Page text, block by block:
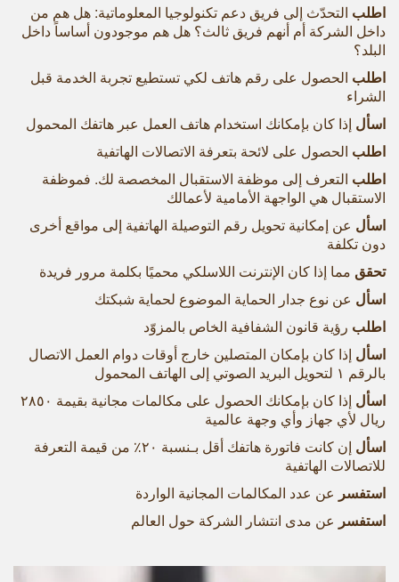
اطلب التحدّث إلى فريق دعم تكنولوجيا المعلوماتية: هل هم من
داخل الشركة أم أنهم فريق ثالث؟ هل هم موجودون أساساً داخل
البلد؟
اطلب الحصول على رقم هاتف لكي تستطيع تجربة الخدمة قبل
الشراء
اسأل إذا كان بإمكانك استخدام هاتف العمل عبر هاتفك المحمول
اطلب الحصول على لائحة بتعرفة الاتصالات الهاتفية
اطلب التعرف إلى موظفة الاستقبال المخصصة لك. فموظفة
الاستقبال هي الواجهة الأمامية لأعمالك
اسأل عن إمكانية تحويل رقم التوصيلة الهاتفية إلى مواقع أخرى
دون تكلفة
تحقق مما إذا كان الإنترنت اللاسلكي محميًا بكلمة مرور فريدة
اسأل عن نوع جدار الحماية الموضوع لحماية شبكتك
اطلب رؤية قانون الشفافية الخاص بالمزوّد
اسأل إذا كان بإمكان المتصلين خارج أوقات دوام العمل الاتصال
بالرقم ١ لتحويل البريد الصوتي إلى الهاتف المحمول
اسأل
إذا كان بإمكانك الحصول على مكالمات مجانية بقيمة ۲۸٥۰
ريال لأي جهاز وأي وجهة عالمية
اسأل
إن كانت فاتورة هاتفك أقل بـنسبة ٢٠٪ من قيمة التعرفة
للاتصالات الهاتفية
استفسر عن عدد المكالمات المجانية الواردة
استفسر عن مدى انتشار الشركة حول العالم